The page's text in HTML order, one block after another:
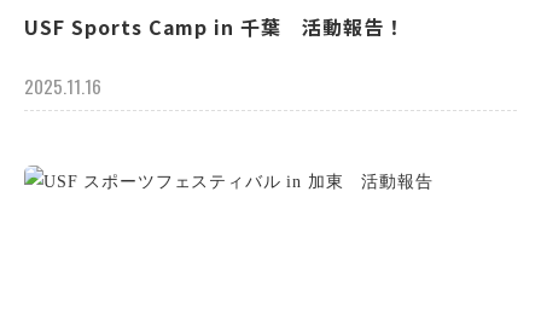
USF Sports Camp in 千葉 活動報告！
2025.11.16